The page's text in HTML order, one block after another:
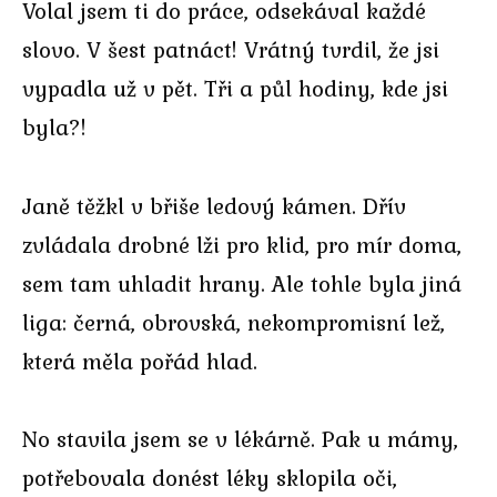
Volal jsem ti do práce, odsekával každé
slovo. V šest patnáct! Vrátný tvrdil, že jsi
vypadla už v pět. Tři a půl hodiny, kde jsi
byla?!
Janě těžkl v břiše ledový kámen. Dřív
zvládala drobné lži pro klid, pro mír doma,
sem tam uhladit hrany. Ale tohle byla jiná
liga: černá, obrovská, nekompromisní lež,
která měla pořád hlad.
No stavila jsem se v lékárně. Pak u mámy,
potřebovala donést léky sklopila oči,